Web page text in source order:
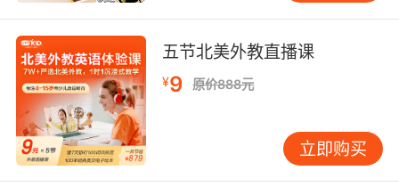
协议时，采用"The candidate is hereby
formally notified..."的句式，既符合法律文书规
范，又提升机构专业形象。但需注
意"whereas"（鉴于）等法律副词在普通邮件中
的适用边界。
动态副词可优化流程说明。MIT沟通实验室追踪
五节北美外教直播课
¥9 原价888元
立即购买